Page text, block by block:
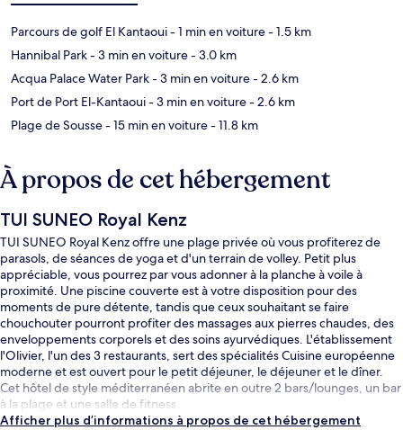
Parcours de golf El Kantaoui- 1 min en voiture- 1.5 km
Hannibal Park- 3 min en voiture- 3.0 km
Acqua Palace Water Park- 3 min en voiture- 2.6 km
Port de Port El-Kantaoui- 3 min en voiture- 2.6 km
Plage de Sousse- 15 min en voiture- 11.8 km
À propos de cet hébergement
TUI SUNEO Royal Kenz
TUI SUNEO Royal Kenz offre une plage privée où vous profiterez de
parasols, de séances de yoga et d'un terrain de volley. Petit plus
appréciable, vous pourrez par vous adonner à la planche à voile à
proximité. Une piscine couverte est à votre disposition pour des
moments de pure détente, tandis que ceux souhaitant se faire
chouchouter pourront profiter des massages aux pierres chaudes, des
enveloppements corporels et des soins ayurvédiques. L'établissement
l'Olivier, l'un des 3 restaurants, sert des spécialités Cuisine européenne
moderne et est ouvert pour le petit déjeuner, le déjeuner et le dîner.
Cet hôtel de style méditerranéen abrite en outre 2 bars/lounges, un bar
à la plage et une salle de fitness.
Afficher plus d’informations à propos de cet hébergement